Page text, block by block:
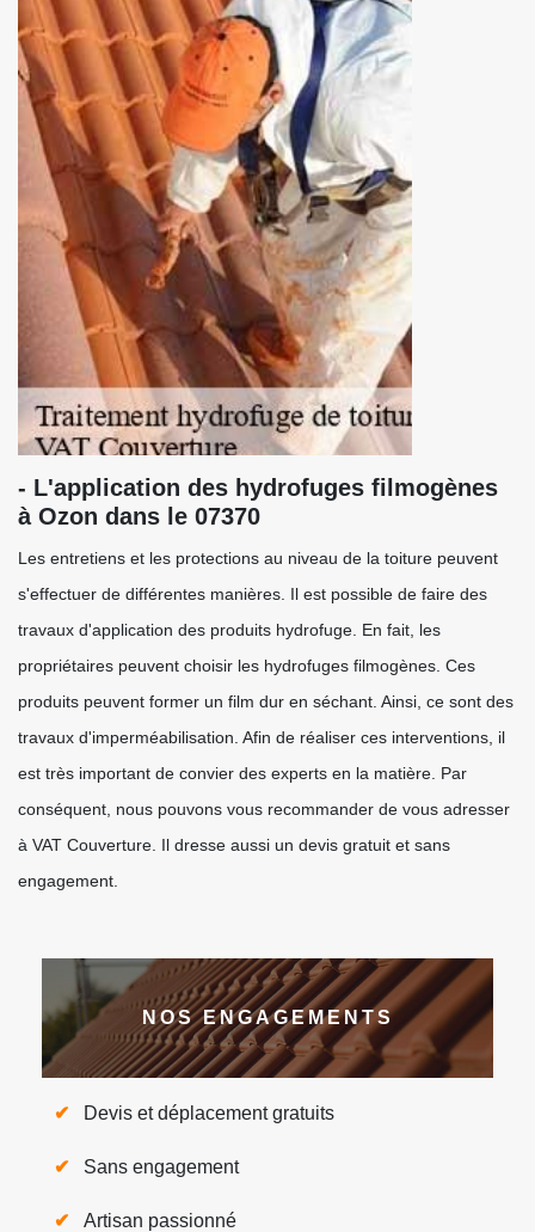
- L'application des hydrofuges filmogènes
à Ozon dans le 07370
Les entretiens et les protections au niveau de la toiture peuvent
s'effectuer de différentes manières. Il est possible de faire des
travaux d'application des produits hydrofuge. En fait, les
propriétaires peuvent choisir les hydrofuges filmogènes. Ces
produits peuvent former un film dur en séchant. Ainsi, ce sont des
travaux d'imperméabilisation. Afin de réaliser ces interventions, il
est très important de convier des experts en la matière. Par
conséquent, nous pouvons vous recommander de vous adresser
à VAT Couverture. Il dresse aussi un devis gratuit et sans
engagement.
NOS ENGAGEMENTS
Devis et déplacement gratuits
Sans engagement
Artisan passionné